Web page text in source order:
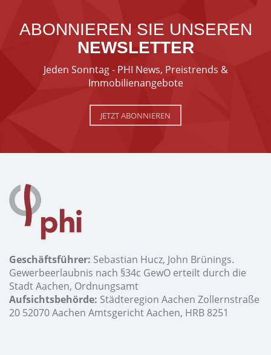
ABONNIEREN SIE UNSEREN
NEWSLETTER
Jeden Sonntag - PHI News, Preistrends &
Immobilienangebote
JETZT ABONNIEREN
Geschäftsführer: Sebastian Hucz, John Brünings.
Gewerbeerlaubnis nach §34c GewO erteilt durch die
Stadt Aachen, Ordnungsamt
Aufsichtsbehörde: Städteregion Aachen Zollernstraße
20 52070 Aachen Amtsgericht Aachen, HRB 8251